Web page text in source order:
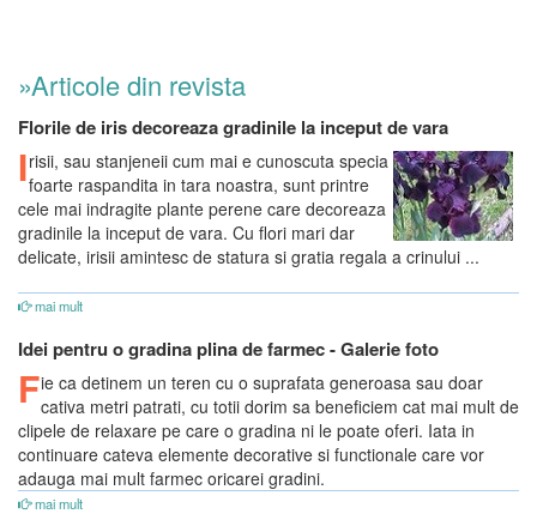
»Articole din revista
Florile de iris decoreaza gradinile la inceput de vara
Irisii, sau stanjeneii cum mai e cunoscuta specia
foarte raspandita in tara noastra, sunt printre
cele mai indragite plante perene care decoreaza
gradinile la inceput de vara. Cu flori mari dar
delicate, irisii amintesc de statura si gratia regala a crinului ...
mai mult
Idei pentru o gradina plina de farmec - Galerie foto
Fie ca detinem un teren cu o suprafata generoasa sau doar
cativa metri patrati, cu totii dorim sa beneficiem cat mai mult de
clipele de relaxare pe care o gradina ni le poate oferi. Iata in
continuare cateva elemente decorative si functionale care vor
adauga mai mult farmec oricarei gradini.
mai mult